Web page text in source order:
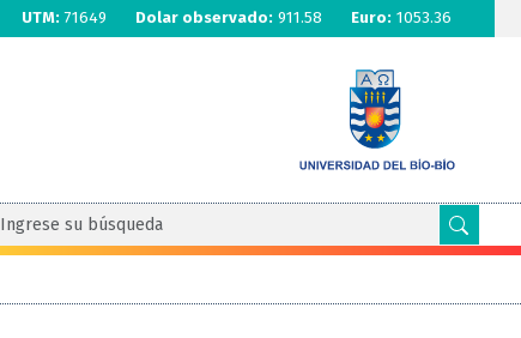
UTM: 71649 Dolar observado: 911.58 Euro: 1053.36